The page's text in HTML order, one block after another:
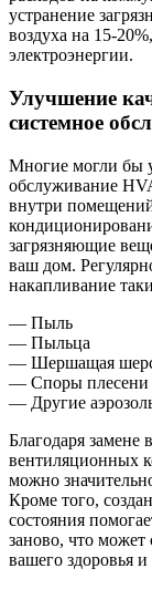
устранение
воздуха на 15-
электроэнергии.
Улучшение
системное
Многие могли бы
обслуживание
внутри
загрязняющие
ваш дом.
накапливание
— Пыль
— Пыльца
— Шершащая
— Споры плесени
— Другие
Благодаря замене
вентиляционных
можно
Кроме того,
состояния
заново, что может
вашего здоровья